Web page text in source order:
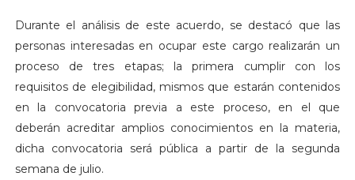
Durante el análisis de este acuerdo, se destacó que las
personas interesadas en ocupar este cargo realizarán un
proceso de tres etapas; la primera cumplir con los
requisitos de elegibilidad, mismos que estarán contenidos
en la convocatoria previa a este proceso, en el que
deberán acreditar amplios conocimientos en la materia,
dicha convocatoria será pública a partir de la segunda
semana de julio.